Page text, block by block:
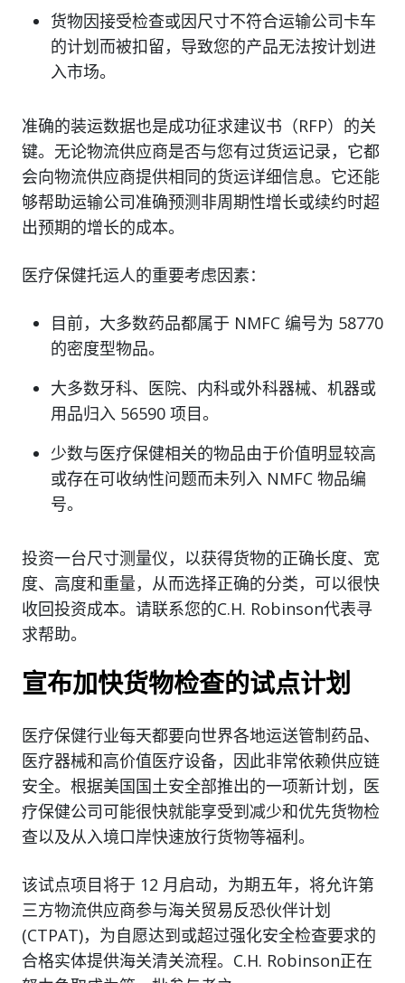
货物因接受检查或因尺寸不符合运输公司卡车
的计划而被扣留，导致您的产品无法按计划进
入市场。
准确的装运数据也是成功征求建议书（RFP）的关
键。无论物流供应商是否与您有过货运记录，它都
会向物流供应商提供相同的货运详细信息。它还能
够帮助运输公司准确预测非周期性增长或续约时超
出预期的增长的成本。
医疗保健托运人的重要考虑因素：
目前，大多数药品都属于 NMFC 编号为 58770
的密度型物品。
大多数牙科、医院、内科或外科器械、机器或
用品归入 56590 项目。
少数与医疗保健相关的物品由于价值明显较高
或存在可收纳性问题而未列入 NMFC 物品编
号。
投资一台尺寸测量仪，以获得货物的正确长度、宽
度、高度和重量，从而选择正确的分类，可以很快
收回投资成本。请联系您的C.H. Robinson代表寻
求帮助。
宣布加快货物检查的试点计划
医疗保健行业每天都要向世界各地运送管制药品、
医疗器械和高价值医疗设备，因此非常依赖供应链
安全。根据美国国土安全部推出的一项新计划，医
疗保健公司可能很快就能享受到减少和优先货物检
查以及从入境口岸快速放行货物等福利。
该试点项目将于 12 月启动，为期五年，将允许第
三方物流供应商参与海关贸易反恐伙伴计划
(CTPAT)，为自愿达到或超过强化安全检查要求的
合格实体提供海关清关流程。C.H. Robinson正在